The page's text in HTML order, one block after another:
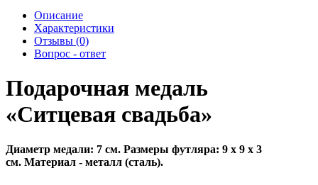
Описание
Характеристики
Отзывы (0)
Вопрос - ответ
Подарочная медаль
«Ситцевая свадьба»
Диаметр медали: 7 см. Размеры футляра: 9 х 9 х 3
см. Материал - металл (сталь).